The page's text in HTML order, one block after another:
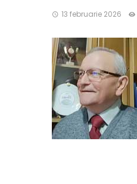
13 februarie 2026